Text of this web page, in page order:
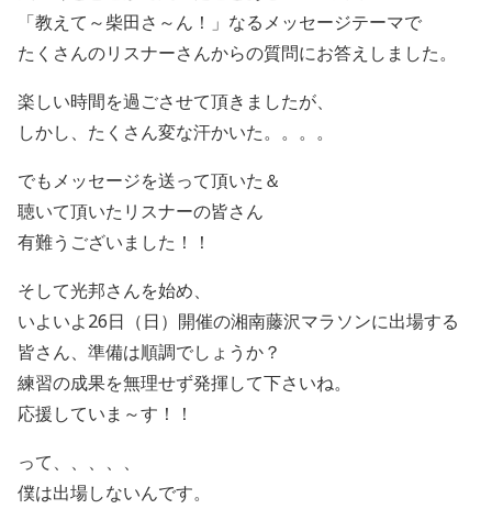
「教えて～柴田さ～ん！」なるメッセージテーマで
たくさんのリスナーさんからの質問にお答えしました。
楽しい時間を過ごさせて頂きましたが、
しかし、たくさん変な汗かいた。。。。
でもメッセージを送って頂いた＆
聴いて頂いたリスナーの皆さん
有難うございました！！
そして光邦さんを始め、
いよいよ26日（日）開催の湘南藤沢マラソンに出場する
皆さん、準備は順調でしょうか？
練習の成果を無理せず発揮して下さいね。
応援していま～す！！
って、、、、、
僕は出場しないんです。